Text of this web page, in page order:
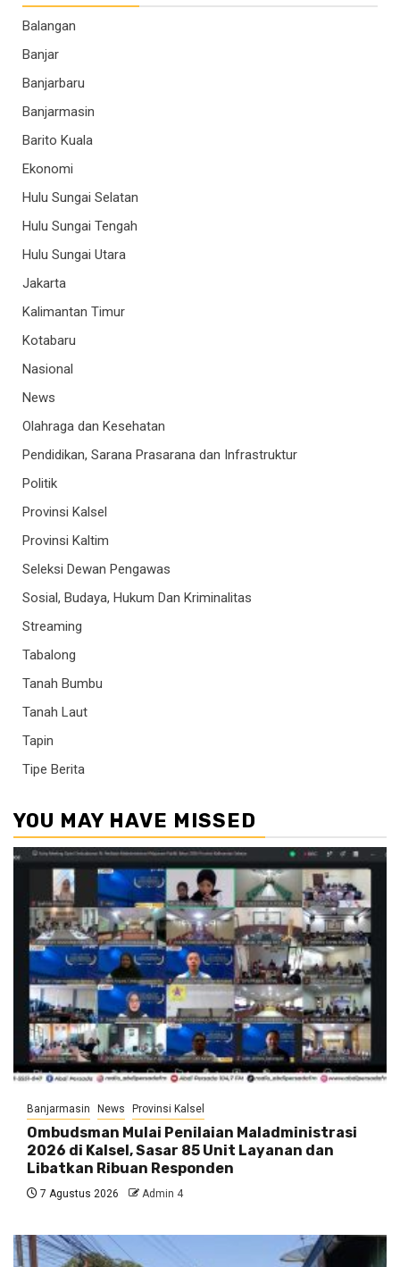
Balangan
Banjar
Banjarbaru
Banjarmasin
Barito Kuala
Ekonomi
Hulu Sungai Selatan
Hulu Sungai Tengah
Hulu Sungai Utara
Jakarta
Kalimantan Timur
Kotabaru
Nasional
News
Olahraga dan Kesehatan
Pendidikan, Sarana Prasarana dan Infrastruktur
Politik
Provinsi Kalsel
Provinsi Kaltim
Seleksi Dewan Pengawas
Sosial, Budaya, Hukum Dan Kriminalitas
Streaming
Tabalong
Tanah Bumbu
Tanah Laut
Tapin
Tipe Berita
YOU MAY HAVE MISSED
Banjarmasin News Provinsi Kalsel
Ombudsman Mulai Penilaian Maladministrasi
2026 di Kalsel, Sasar 85 Unit Layanan dan
Libatkan Ribuan Responden
7 Agustus 2026 Admin 4